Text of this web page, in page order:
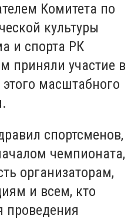
Комитета по
культуры
и спорта РК
приняли участие в
масштабного
спортсменов,
чемпионата,
организаторам,
и всем, кто
проведения